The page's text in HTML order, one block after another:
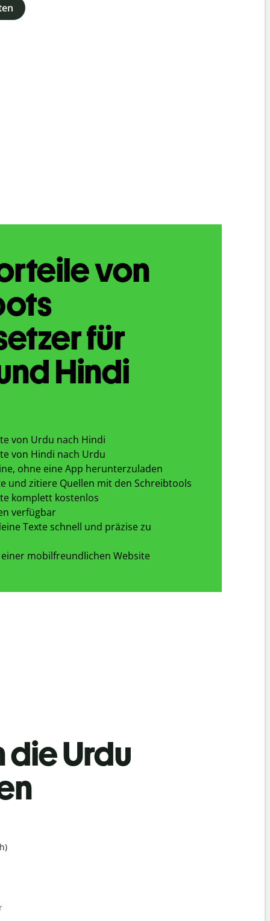
von
für
Hindi
von Urdu nach Hindi
von Hindi nach Urdu
ohne eine App herunterzuladen
und zitiere Quellen mit den Schreibtools
komplett kostenlos
verfügbar
Texte schnell und präzise zu
mobilfreundlichen Website
die Urdu